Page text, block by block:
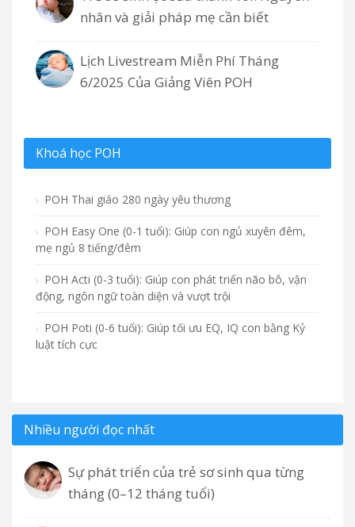
nhân và giải pháp mẹ cần biết
Lịch Livestream Miễn Phí Tháng
6/2025 Của Giảng Viên POH
Khoá học POH
POH Thai giáo 280 ngày yêu thương
POH Easy One (0-1 tuổi): Giúp con ngủ xuyên đêm,
mẹ ngủ 8 tiếng/đêm
POH Acti (0-3 tuổi): Giúp con phát triển não bô, vận
động, ngôn ngữ toàn diện và vượt trội
POH Poti (0-6 tuổi): Giúp tối ưu EQ, IQ con bằng Kỷ
luật tích cực
Nhiều người đọc nhất
Sự phát triển của trẻ sơ sinh qua từng
tháng (0–12 tháng tuổi)